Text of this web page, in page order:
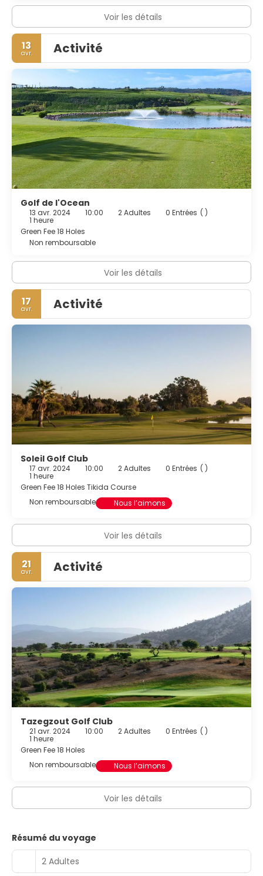
Voir les détails
13
avr. Activité
Golf de l'Ocean
13 avr. 2024 10:00 2 Adultes 0 Entrées ( )
1 heure
Green Fee 18 Holes
Non remboursable
Voir les détails
17
avr. Activité
Soleil Golf Club
17 avr. 2024 10:00 2 Adultes 0 Entrées ( )
1 heure
Green Fee 18 Holes Tikida Course
Non remboursable
Nous l’aimons
Voir les détails
21
avr. Activité
Tazegzout Golf Club
21 avr. 2024 10:00 2 Adultes 0 Entrées ( )
1 heure
Green Fee 18 Holes
Non remboursable
Nous l’aimons
Voir les détails
Résumé du voyage
2 Adultes